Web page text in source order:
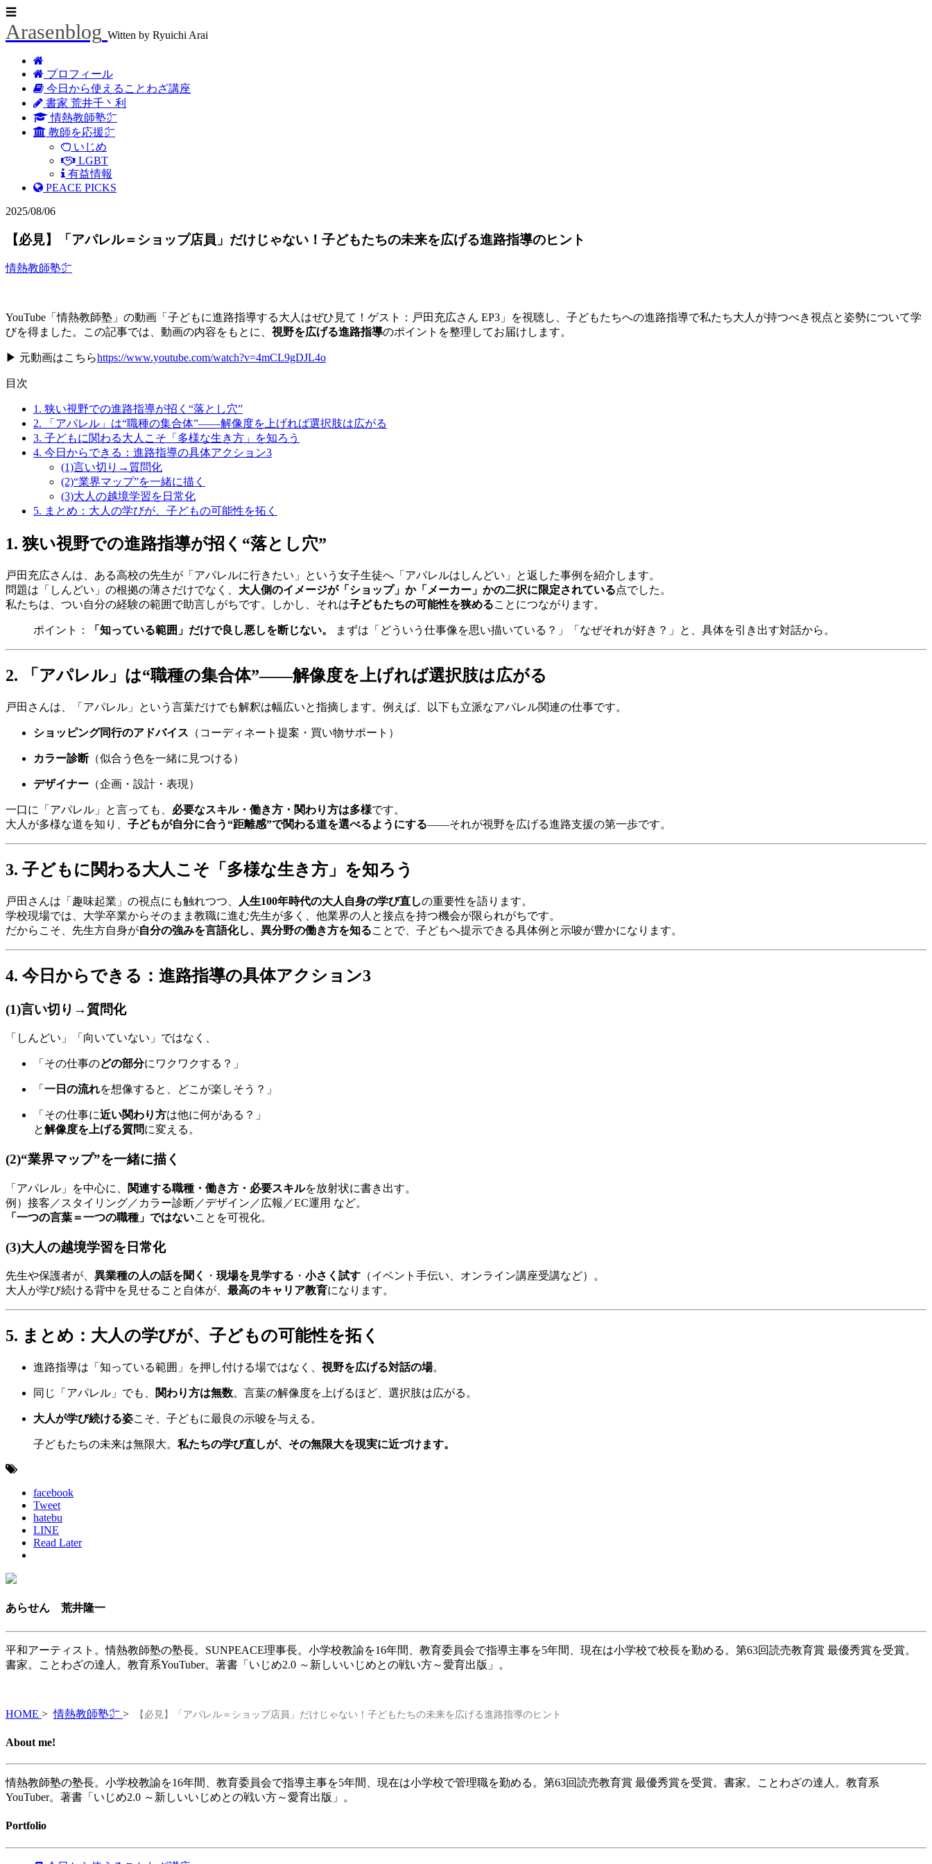
☰
Arasenblog Witten by Ryuichi Arai
プロフィール
今日から使えることわざ講座
書家 荒井千丶利
情熱教師塾㌻
教師を応援㌻
いじめ
LGBT
有益情報
PEACE PICKS
2025/08/06
【必見】「アパレル＝ショップ店員」だけじゃない！子どもたちの未来を広げる進路指導のヒント
情熱教師塾㌻
YouTube「情熱教師塾」の動画「子どもに進路指導する大人はぜひ見て！ゲスト：戸田充広さん EP3」を視聴し、子どもたちへの進路指導で私たち大人が持つべき視点と姿勢について学
びを得ました。この記事では、動画の内容をもとに、 視野を広げる進路指導のポイントを整理してお届けします。
▶︎ 元動画はこちらhttps://www.youtube.com/watch?v=4mCL9gDJL4o
目次
1. 狭い視野での進路指導が招く“落とし穴”
2. 「アパレル」は“職種の集合体”——解像度を上げれば選択肢は広がる
3. 子どもに関わる大人こそ「多様な生き方」を知ろう
4. 今日からできる：進路指導の具体アクション3
(1)言い切り→質問化
(2)“業界マップ”を一緒に描く
(3)大人の越境学習を日常化
5. まとめ：大人の学びが、子どもの可能性を拓く
1. 狭い視野での進路指導が招く“落とし穴”
戸田充広さんは、ある高校の先生が「アパレルに行きたい」という女子生徒へ「アパレルはしんどい」と返した事例を紹介します。
問題は「しんどい」の根拠の薄さだけでなく、 大人側のイメージが「ショップ」か「メーカー」かの二択に限定されている点でした。
私たちは、つい自分の経験の範囲で助言しがちです。しかし、それは子どもたちの可能性を狭めることにつながります。
ポイント： 「知っている範囲」だけで良し悪しを断じない。 まずは「どういう仕事像を思い描いている？」「なぜそれが好き？」と、具体を引き出す対話から。
2. 「アパレル」は“職種の集合体”——解像度を上げれば選択肢は広がる
戸田さんは、「アパレル」という言葉だけでも解釈は幅広いと指摘します。例えば、以下も立派なアパレル関連の仕事です。
ショッピング同行のアドバイス （コーディネート提案・買い物サポート）
カラー診断（似合う色を一緒に見つける）
デザイナー （企画・設計・表現）
一口に「アパレル」と言っても、 必要なスキル・働き方・関わり方は多様です。
大人が多様な道を知り、 子どもが自分に合う“距離感”で関わる道を選べるようにする——それが視野を広げる進路支援の第一歩です。
3. 子どもに関わる大人こそ「多様な生き方」を知ろう
戸田さんは「趣味起業」の視点にも触れつつ、 人生100年時代の大人自身の学び直しの重要性を語ります。
学校現場では、大学卒業からそのまま教職に進む先生が多く、他業界の人と接点を持つ機会が限られがちです。
だからこそ、先生方自身が自分の強みを言語化し、異分野の働き方を知ることで、子どもへ提示できる具体例と示唆が豊かになります。
4. 今日からできる：進路指導の具体アクション3
(1)言い切り→質問化
「しんどい」「向いていない」ではなく、
「その仕事のどの部分にワクワクする？」
「 一日の流れを想像すると、どこが楽しそう？」
「その仕事に近い関わり方は他に何がある？」
と解像度を上げる質問に変える。
(2)“業界マップ”を一緒に描く
「アパレル」を中心に、 関連する職種・働き方・必要スキルを放射状に書き出す。
例）接客／スタイリング／カラー診断／デザイン／広報／EC運用 など。
「一つの言葉＝一つの職種」ではないことを可視化。
(3)大人の越境学習を日常化
先生や保護者が、 異業種の人の話を聞く ・ 現場を見学する ・ 小さく試す （イベント手伝い、オンライン講座受講など）。
大人が学び続ける背中を見せること自体が、 最高のキャリア教育になります。
5. まとめ：大人の学びが、子どもの可能性を拓く
進路指導は「知っている範囲」を押し付ける場ではなく、 視野を広げる対話の場。
同じ「アパレル」でも、 関わり方は無数。言葉の解像度を上げるほど、選択肢は広がる。
大人が学び続ける姿こそ、子どもに最良の示唆を与える。
子どもたちの未来は無限大。 私たちの学び直しが、その無限大を現実に近づけます。
facebook
Tweet
hatebu
LINE
Read Later
あらせん 荒井隆一
平和アーティスト。情熱教師塾の塾長。SUNPEACE理事長。小学校教諭を16年間、教育委員会で指導主事を5年間、現在は小学校で校長を勤める。第63回読売教育賞 最優秀賞を受賞。
書家。ことわざの達人。教育系YouTuber。著書「いじめ2.0 ～新しいいじめとの戦い方～愛育出版」。
HOME >情熱教師塾㌻ > 【必見】「アパレル＝ショップ店員」だけじゃない！子どもたちの未来を広げる進路指導のヒント
About me!
情熱教師塾の塾長。小学校教諭を16年間、教育委員会で指導主事を5年間、現在は小学校で管理職を勤める。第63回読売教育賞 最優秀賞を受賞。書家。ことわざの達人。教育系
YouTuber。著書「いじめ2.0 ～新しいいじめとの戦い方～愛育出版」。
Portfolio